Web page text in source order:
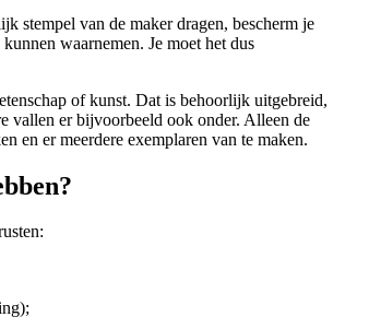
stempel van de maker dragen, bescherm je
waarnemen. Je moet het dus
of kunst. Dat is behoorlijk uitgebreid,
vallen er bijvoorbeeld ook onder. Alleen de
en er meerdere exemplaren van te maken.